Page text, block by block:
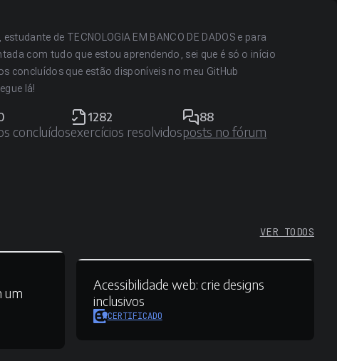
de TECNOLOGIA EM BANCO DE DADOS e para
com tudo que estou aprendendo, sei que é só o início
concluídos que estão disponíveis no meu GitHub
lá!
concluídos
1282
exercícios resolvidos
88
posts no fórum
VER TODOS
um
Acessibilidade web: crie designs
inclusivos
CERTIFICADO